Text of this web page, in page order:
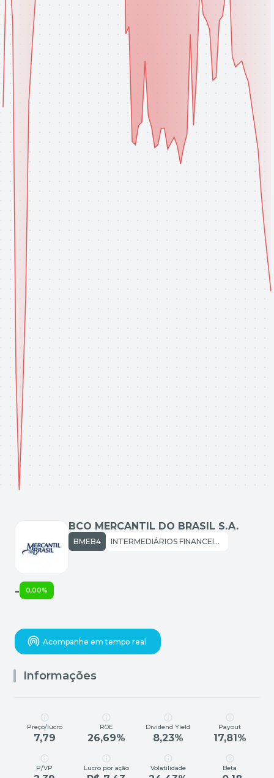
BCO MERCANTIL DO BRASIL S.A.
BMEB4 INTERMEDIÁRIOS FINANCEIROS: BANCOS
Acompanhe em tempo real
- 0,00%
Informações
Preço/lucro
7,79
ROE
26,69%
Dividend Yield
8,23%
Payout
17,81%
P/VP Lucro por ação Volatilidade Beta